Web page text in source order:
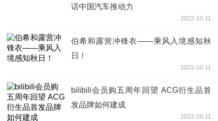
话中国汽车推动力
2022-10-11
伯希和露营冲锋衣——乘风入境感知秋
日！
2022-10-11
bilibili会员购五周年回望 ACG衍生品首
发品牌如何建成
2022-10-11